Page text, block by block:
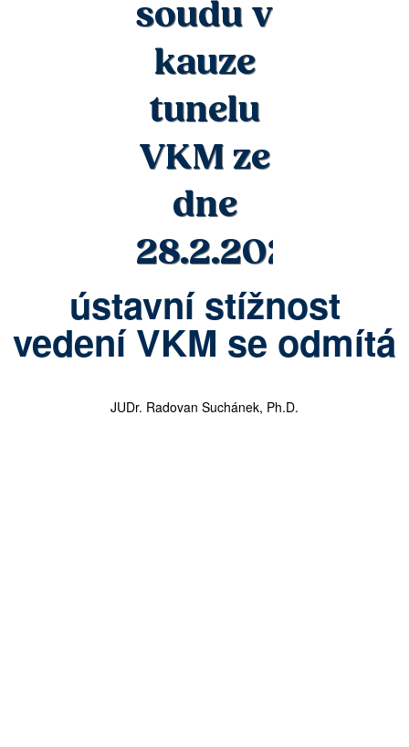
soudu v
kauze
tunelu
VKM ze
dne
28.2.2020
ústavní stížnost
vedení VKM se odmítá
JUDr. Radovan Suchánek, Ph.D.